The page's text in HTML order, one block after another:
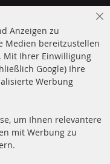
Anzeigen zu
Medien bereitzustellen
Mit Ihrer Einwilligung
Google) Ihre
Werbung
um Ihnen relevantere
mit Werbung zu